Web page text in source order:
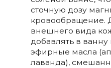
сточную дозу
кровообращение.
внешнего вида
добавлять в ванну
эфирные масла
лаванда),